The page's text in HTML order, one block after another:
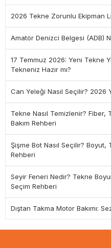
2026 Tekne Zorunlu Ekipman
Amatör Denizci Belgesi (ADB)
17 Temmuz 2026: Yeni Tekne
Tekneniz Hazır mı?
Can Yeleği Nasıl Seçilir?
Tekne Nasıl Temizlenir?
Bakım Rehberi
Şişme Bot Nasıl Seçilir?
Rehberi
Seyir Feneri Nedir? Tekne
Seçim Rehberi
Dıştan Takma Motor Bakımı: